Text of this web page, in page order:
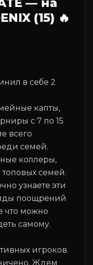
(15) 🔥
в себе 2
капты,
с 7 по 15
всего
семей.
коллеры,
топовых семей.
узнаете эти
поощрений
что можно
самому.
игроков.
Ждем